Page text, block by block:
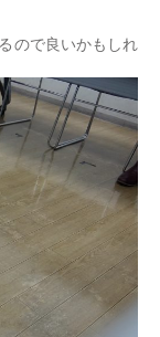
ので良いかもしれ